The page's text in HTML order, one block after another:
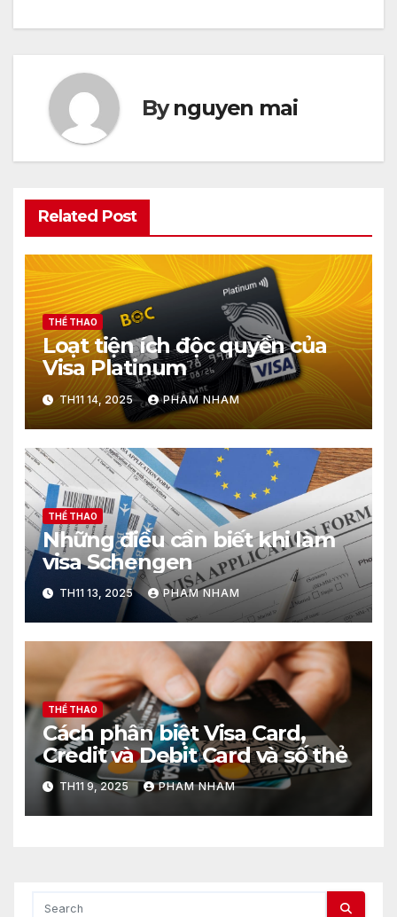
viết
Bynguyen mai
Related Post
THỂ THAO
Loạt tiện ích độc quyền của
Visa Platinum
TH11 14, 2025 PHAM NHAM
THỂ THAO
Những điều cần biết khi làm
visa Schengen
TH11 13, 2025 PHAM NHAM
THỂ THAO
Cách phân biệt Visa Card,
Credit và Debit Card và số thẻ
TH11 9, 2025 PHAM NHAM